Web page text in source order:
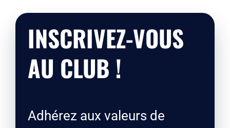
INSCRIVEZ-VOUS
AU CLUB !
Adhérez aux valeurs de